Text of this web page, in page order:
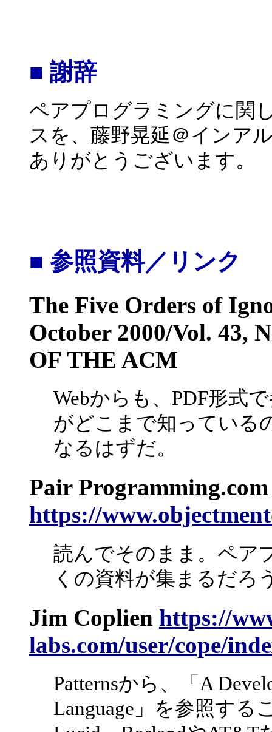
■ 謝辞
ペアプログラミングに関
スを、藤野晃延＠インア
ありがとうございます。
■ 参照資料／リンク
The Five Orders of
October 2000/Vol. 43,
OF THE ACM
Webからも、PDF形式
がどこまで知っている
なるはずだ。
Pair Programming.com
https://
読んでそのまま。ペア
くの資料が集まるだろ
Jim Coplien https://
labs.com/user/cope/
Patternsから、「A
Language」を参照する